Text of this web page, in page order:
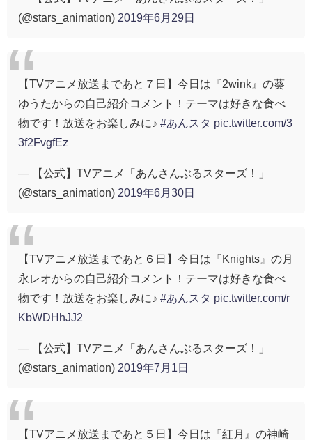
(@stars_animation) 2019年6月29日
【TVアニメ放送まであと７日】今日は『2wink』の葵
ゆうたからの自己紹介コメント！テーマは好きな食べ
物です！放送をお楽しみに♪ #あんスタ pic.twitter.com/3
3f2FvgfEz
— 【公式】TVアニメ「あんさんぶるスターズ！」
(@stars_animation) 2019年6月30日
【TVアニメ放送まであと６日】今日は『Knights』の月
永レオからの自己紹介コメント！テーマは好きな食べ
物です！放送をお楽しみに♪ #あんスタ pic.twitter.com/r
KbWDHhJJ2
— 【公式】TVアニメ「あんさんぶるスターズ！」
(@stars_animation) 2019年7月1日
【TVアニメ放送まであと５日】今日は『紅月』の神崎